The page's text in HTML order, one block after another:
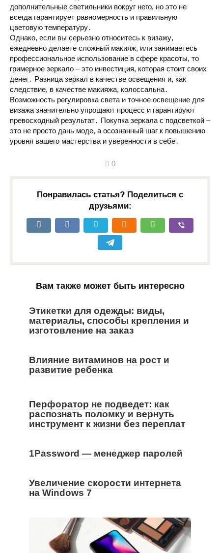
дополнительные светильники вокруг него, но это не
всегда гарантирует равномерность и правильную
цветовую температуру․
Однако, если вы серьезно относитесь к визажу,
ежедневно делаете сложный макияж, или занимаетесь
профессиональное использование в сфере красоты, то
гримерное зеркало – это инвестиция, которая стоит своих
денег․ Разница зеркал в качестве освещения и, как
следствие, в качестве макияжа, колоссальна․
Возможность регулировка света и точное освещение для
визажа значительно упрощают процесс и гарантируют
превосходный результат․ Покупка зеркала с подсветкой –
это не просто дань моде, а осознанный шаг к повышению
уровня вашего мастерства и уверенности в себе․
0
Понравилась статья? Поделиться с
друзьями:
Вам также может быть интересно
Этикетки для одежды: виды,
материалы, способы крепления и
изготовление на заказ
Влияние витаминов на рост и
развитие ребенка
Перфоратор не подведет: как
распознать поломку и вернуть
инструмент к жизни без переплат
1Password — менеджер паролей
Увеличение скорости интернета
на Windows 7